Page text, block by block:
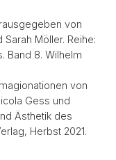
von
Möller. Reihe:
Band 8. Wilhelm
von
Gess und
Ästhetik des
Herbst 2021.